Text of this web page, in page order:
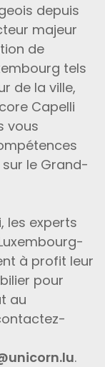
depuis
majeur
de
tels
de la ville,
Capelli
vous
le Grand-
les experts
à profit leur
pour
au
.